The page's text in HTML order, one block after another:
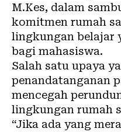
M.Kes, dalam
komitmen rumah
lingkungan belajar
bagi mahasiswa.
Salah satu upaya
penandatanganan
mencegah
lingkungan rumah
“Jika ada yang